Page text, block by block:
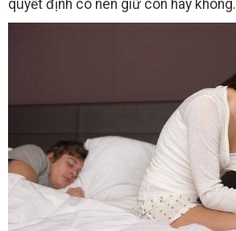
quyết định có nên giữ con hay không.